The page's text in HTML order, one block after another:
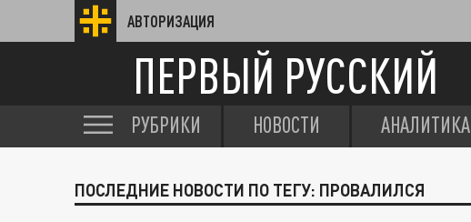
АВТОРИЗАЦИЯ
ПЕРВЫЙ РУССКИЙ
РУБРИКИ НОВОСТИ АНАЛИТИКА
ПОСЛЕДНИЕ НОВОСТИ ПО ТЕГУ: ПРОВАЛИЛСЯ